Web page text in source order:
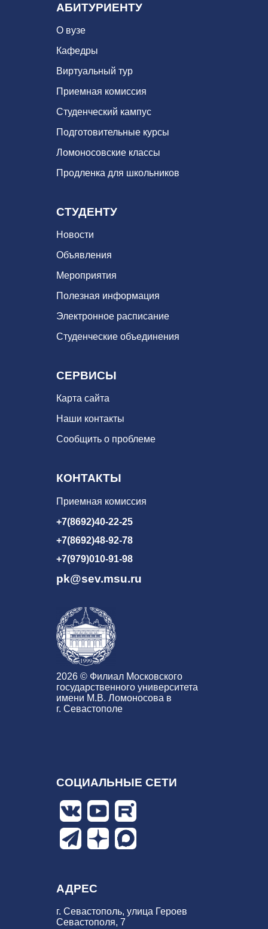
АБИТУРИЕНТУ
О вузе
Кафедры
Виртуальный тур
Приемная комиссия
Студенческий кампус
Подготовительные курсы
Ломоносовские классы
Продленка для школьников
СТУДЕНТУ
Новости
Объявления
Мероприятия
Полезная информация
Электронное расписание
Студенческие объединения
СЕРВИСЫ
Карта сайта
Наши контакты
Сообщить о проблеме
КОНТАКТЫ
Приемная комиссия
+7(8692)40-22-25
+7(8692)48-92-78
+7(979)010-91-98
pk@sev.msu.ru
2026 © Филиал Московского
государственного университета
имени М.В. Ломоносова в
г. Севастополе
СОЦИАЛЬНЫЕ СЕТИ
АДРЕС
г. Севастополь, улица Героев
Севастополя, 7